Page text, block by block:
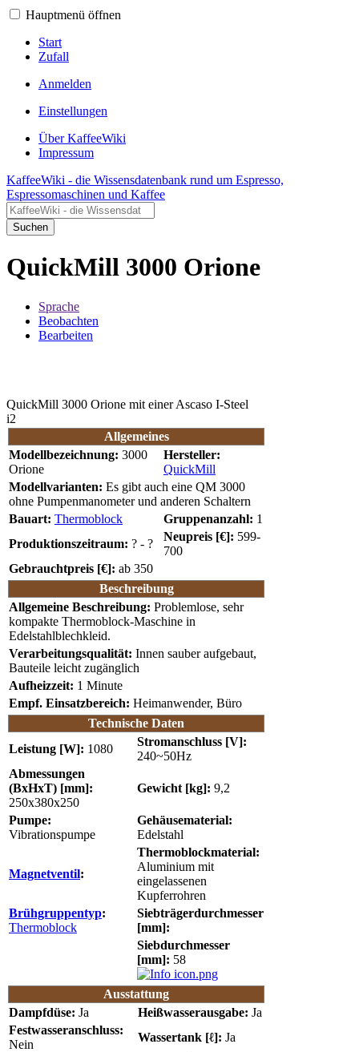
Hauptmenü öffnen
Start
Zufall
Anmelden
Einstellungen
Über KaffeeWiki
Impressum
KaffeeWiki - die Wissensdatenbank rund um Espresso,
Espressomaschinen und Kaffee
Suchen
QuickMill 3000 Orione
Sprache
Beobachten
Bearbeiten
QuickMill 3000 Orione mit einer Ascaso I-Steel
i2
Allgemeines
Modellbezeichnung: 3000
Orione
Hersteller:
QuickMill
Modellvarianten: Es gibt auch eine QM 3000
ohne Pumpenmanometer und anderen Schaltern
Bauart: Thermoblock Gruppenanzahl: 1
Produktionszeitraum: ? - ?
Neupreis [€]: 599-
700
Gebrauchtpreis [€]: ab 350
Beschreibung
Allgemeine Beschreibung: Problemlose, sehr
kompakte Thermoblock-Maschine in
Edelstahlblechkleid.
Verarbeitungsqualität: Innen sauber aufgebaut,
Bauteile leicht zugänglich
Aufheizzeit: 1 Minute
Empf. Einsatzbereich: Heimanwender, Büro
Technische Daten
Leistung [W]: 1080
Stromanschluss [V]:
240~50Hz
Abmessungen
(BxHxT) [mm]:
250x380x250
Gewicht [kg]: 9,2
Pumpe:
Vibrationspumpe
Gehäusematerial:
Edelstahl
Magnetventil:
Thermoblockmaterial:
Aluminium mit
eingelassenen
Kupferrohren
Brühgruppentyp:
Thermoblock
Siebträgerdurchmesser
[mm]:
Siebdurchmesser
[mm]: 58
Ausstattung
Dampfdüse: Ja Heißwasserausgabe: Ja
Festwasseranschluss:
Nein
Wassertank [ℓ]: Ja